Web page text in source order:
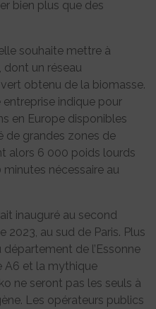
bien plus que des
souhaite mettre à
un réseau
obtenu de la biomasse.
indique pour
en Europe disponibles
de grandes zones de
alors 6 000 poids lourds
nécessaire au
inauguré au second
2023, au sud de Paris. Plus
de l’Essonne
A6 et la mythique
ne seront pas les seuls à
Les opérateurs publics